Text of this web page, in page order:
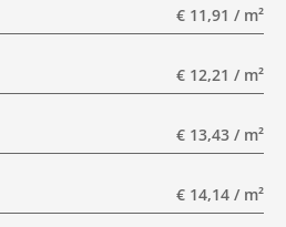
€ 11,91 / m²
€ 12,21 / m²
€ 13,43 / m²
€ 14,14 / m²